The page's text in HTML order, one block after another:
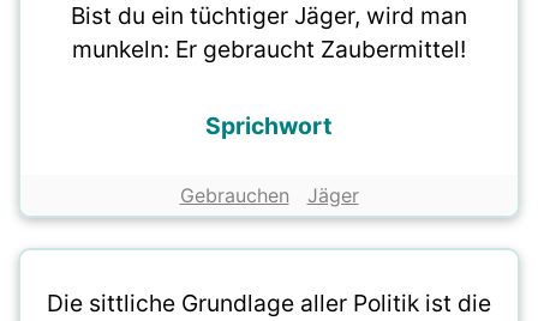
Bist du ein tüchtiger Jäger, wird man
munkeln: Er gebraucht Zaubermittel!
Sprichwort
Gebrauchen Jäger
Die sittliche Grundlage aller Politik ist die